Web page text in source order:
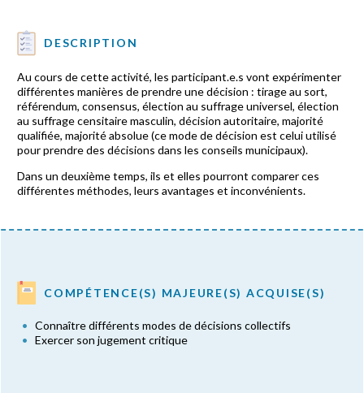
DESCRIPTION
Au cours de cette activité, les participant.e.s vont expérimenter
différentes manières de prendre une décision : tirage au sort,
référendum, consensus, élection au suffrage universel, élection
au suffrage censitaire masculin, décision autoritaire, majorité
qualifiée, majorité absolue (ce mode de décision est celui utilisé
pour prendre des décisions dans les conseils municipaux).
Dans un deuxième temps, ils et elles pourront comparer ces
différentes méthodes, leurs avantages et inconvénients.
COMPÉTENCE(S) MAJEURE(S) ACQUISE(S)
Connaître différents modes de décisions collectifs
Exercer son jugement critique